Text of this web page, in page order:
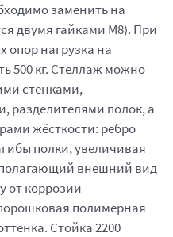
заменить на
двумя гайками М8). При
опор нагрузка на
500 кг. Стеллаж можно
стенками,
разделителями полок, а
жёсткости: ребро
полки, увеличивая
внешний вид
от коррозии
полимерная
Стойка 2200